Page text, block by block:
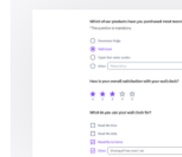
4- 有些不太可能
5- 非常不可能
3 4